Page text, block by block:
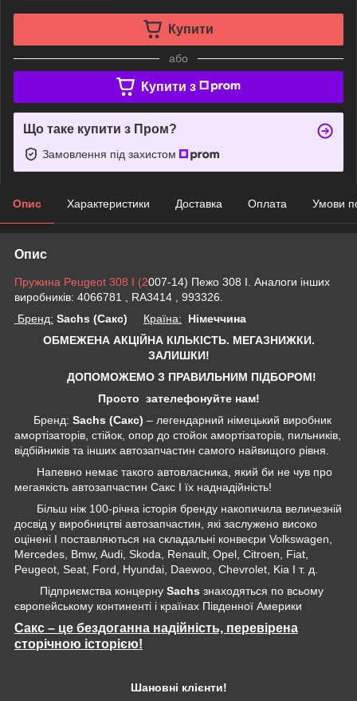
Купити
або
Купити з
Що таке купити з Пром?
Замовлення під захистом
Опис Характеристики Доставка Оплата Умови
Опис
Пружина Peugeot 308 I (2007-14) Пежо 308 I. Аналоги інших
виробників: 4066781 , RA3414 , 993326.
Бренд: Sachs (Сакс) Країна: Німеччина
ОБМЕЖЕНА АКЦІЙНА КІЛЬКІСТЬ. МЕГАЗНИЖКИ.
ЗАЛИШКИ!
ДОПОМОЖЕМО З ПРАВИЛЬНИМ ПІДБОРОМ!
Просто зателефонуйте нам!
Бренд: Sachs (Сакс) – легендарний німецький виробник
амортізаторів, стійок, опор до стойок амортізаторів, пильників,
відбійників та інших автозапчастин самого найвищого рівня.
Напевно немає такого автовласника, який би не чув про
мегаякість автозапчастин Сакс І їх наднадійність!
Більш ніж 100-річна історія бренду накопичила величезній
досвід у виробництві автозапчастин, які заслужено високо
оцінені І поставляються на складальні конвеєри Volkswagen,
Mercedes, Bmw, Audi, Skoda, Renault, Opel, Citroen, Fiat,
Peugeot, Seat, Ford, Hyundai, Daewoo, Chevrolet, Kia І т. д.
Підприємства концерну Sachs знаходяться по всьому
європейському континенті і країнах Південної Америки
Сакс – це бездоганна надійність, перевірена
сторічною історією!
Шановні клієнти!